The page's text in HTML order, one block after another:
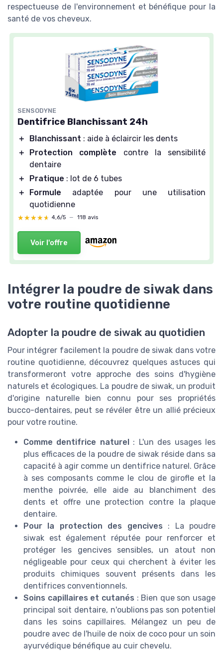
respectueuse de l'environnement et bénéfique pour la
santé de vos cheveux.
SENSODYNE
Dentifrice Blanchissant 24h
＋ Blanchissant : aide à éclaircir les dents
＋
Protection complète contre la sensibilité
dentaire
＋
Pratique : lot de 6 tubes
＋
Formule adaptée pour une utilisation
quotidienne
★★★★★
★★★★★ 4,6/5 — 118 avis
Voir l'offre
Intégrer la poudre de siwak dans
votre routine quotidienne
Adopter la poudre de siwak au quotidien
Pour intégrer facilement la poudre de siwak dans votre
routine quotidienne, découvrez quelques astuces qui
transformeront votre approche des soins d'hygiène
naturels et écologiques. La poudre de siwak, un produit
d'origine naturelle bien connu pour ses propriétés
bucco-dentaires, peut se révéler être un allié précieux
pour votre routine.
Comme dentifrice naturel: L'un des usages les
plus efficaces de la poudre de siwak réside dans sa
capacité à agir comme un dentifrice naturel. Grâce
à ses composants comme le clou de girofle et la
menthe poivrée, elle aide au blanchiment des
dents et offre une protection contre la plaque
dentaire.
Pour la protection des gencives : La poudre
siwak est également réputée pour renforcer et
protéger les gencives sensibles, un atout non
négligeable pour ceux qui cherchent à éviter les
produits chimiques souvent présents dans les
dentifrices conventionnels.
Soins capillaires et cutanés : Bien que son usage
principal soit dentaire, n'oublions pas son potentiel
dans les soins capillaires. Mélangez un peu de
poudre avec de l'huile de noix de coco pour un soin
ayurvédique bénéfique au cuir chevelu.